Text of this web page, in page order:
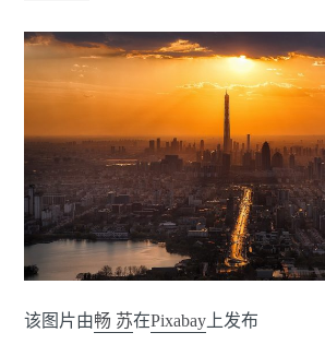
该图片由畅 苏在Pixabay 上发布